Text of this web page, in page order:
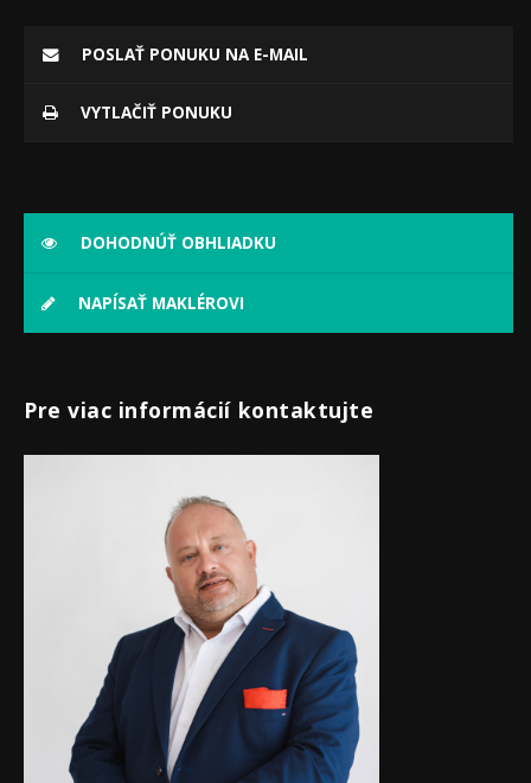
POSLAŤ PONUKU NA E-MAIL
VYTLAČIŤ PONUKU
DOHODNÚŤ OBHLIADKU
NAPÍSAŤ MAKLÉROVI
Pre viac informácií kontaktujte